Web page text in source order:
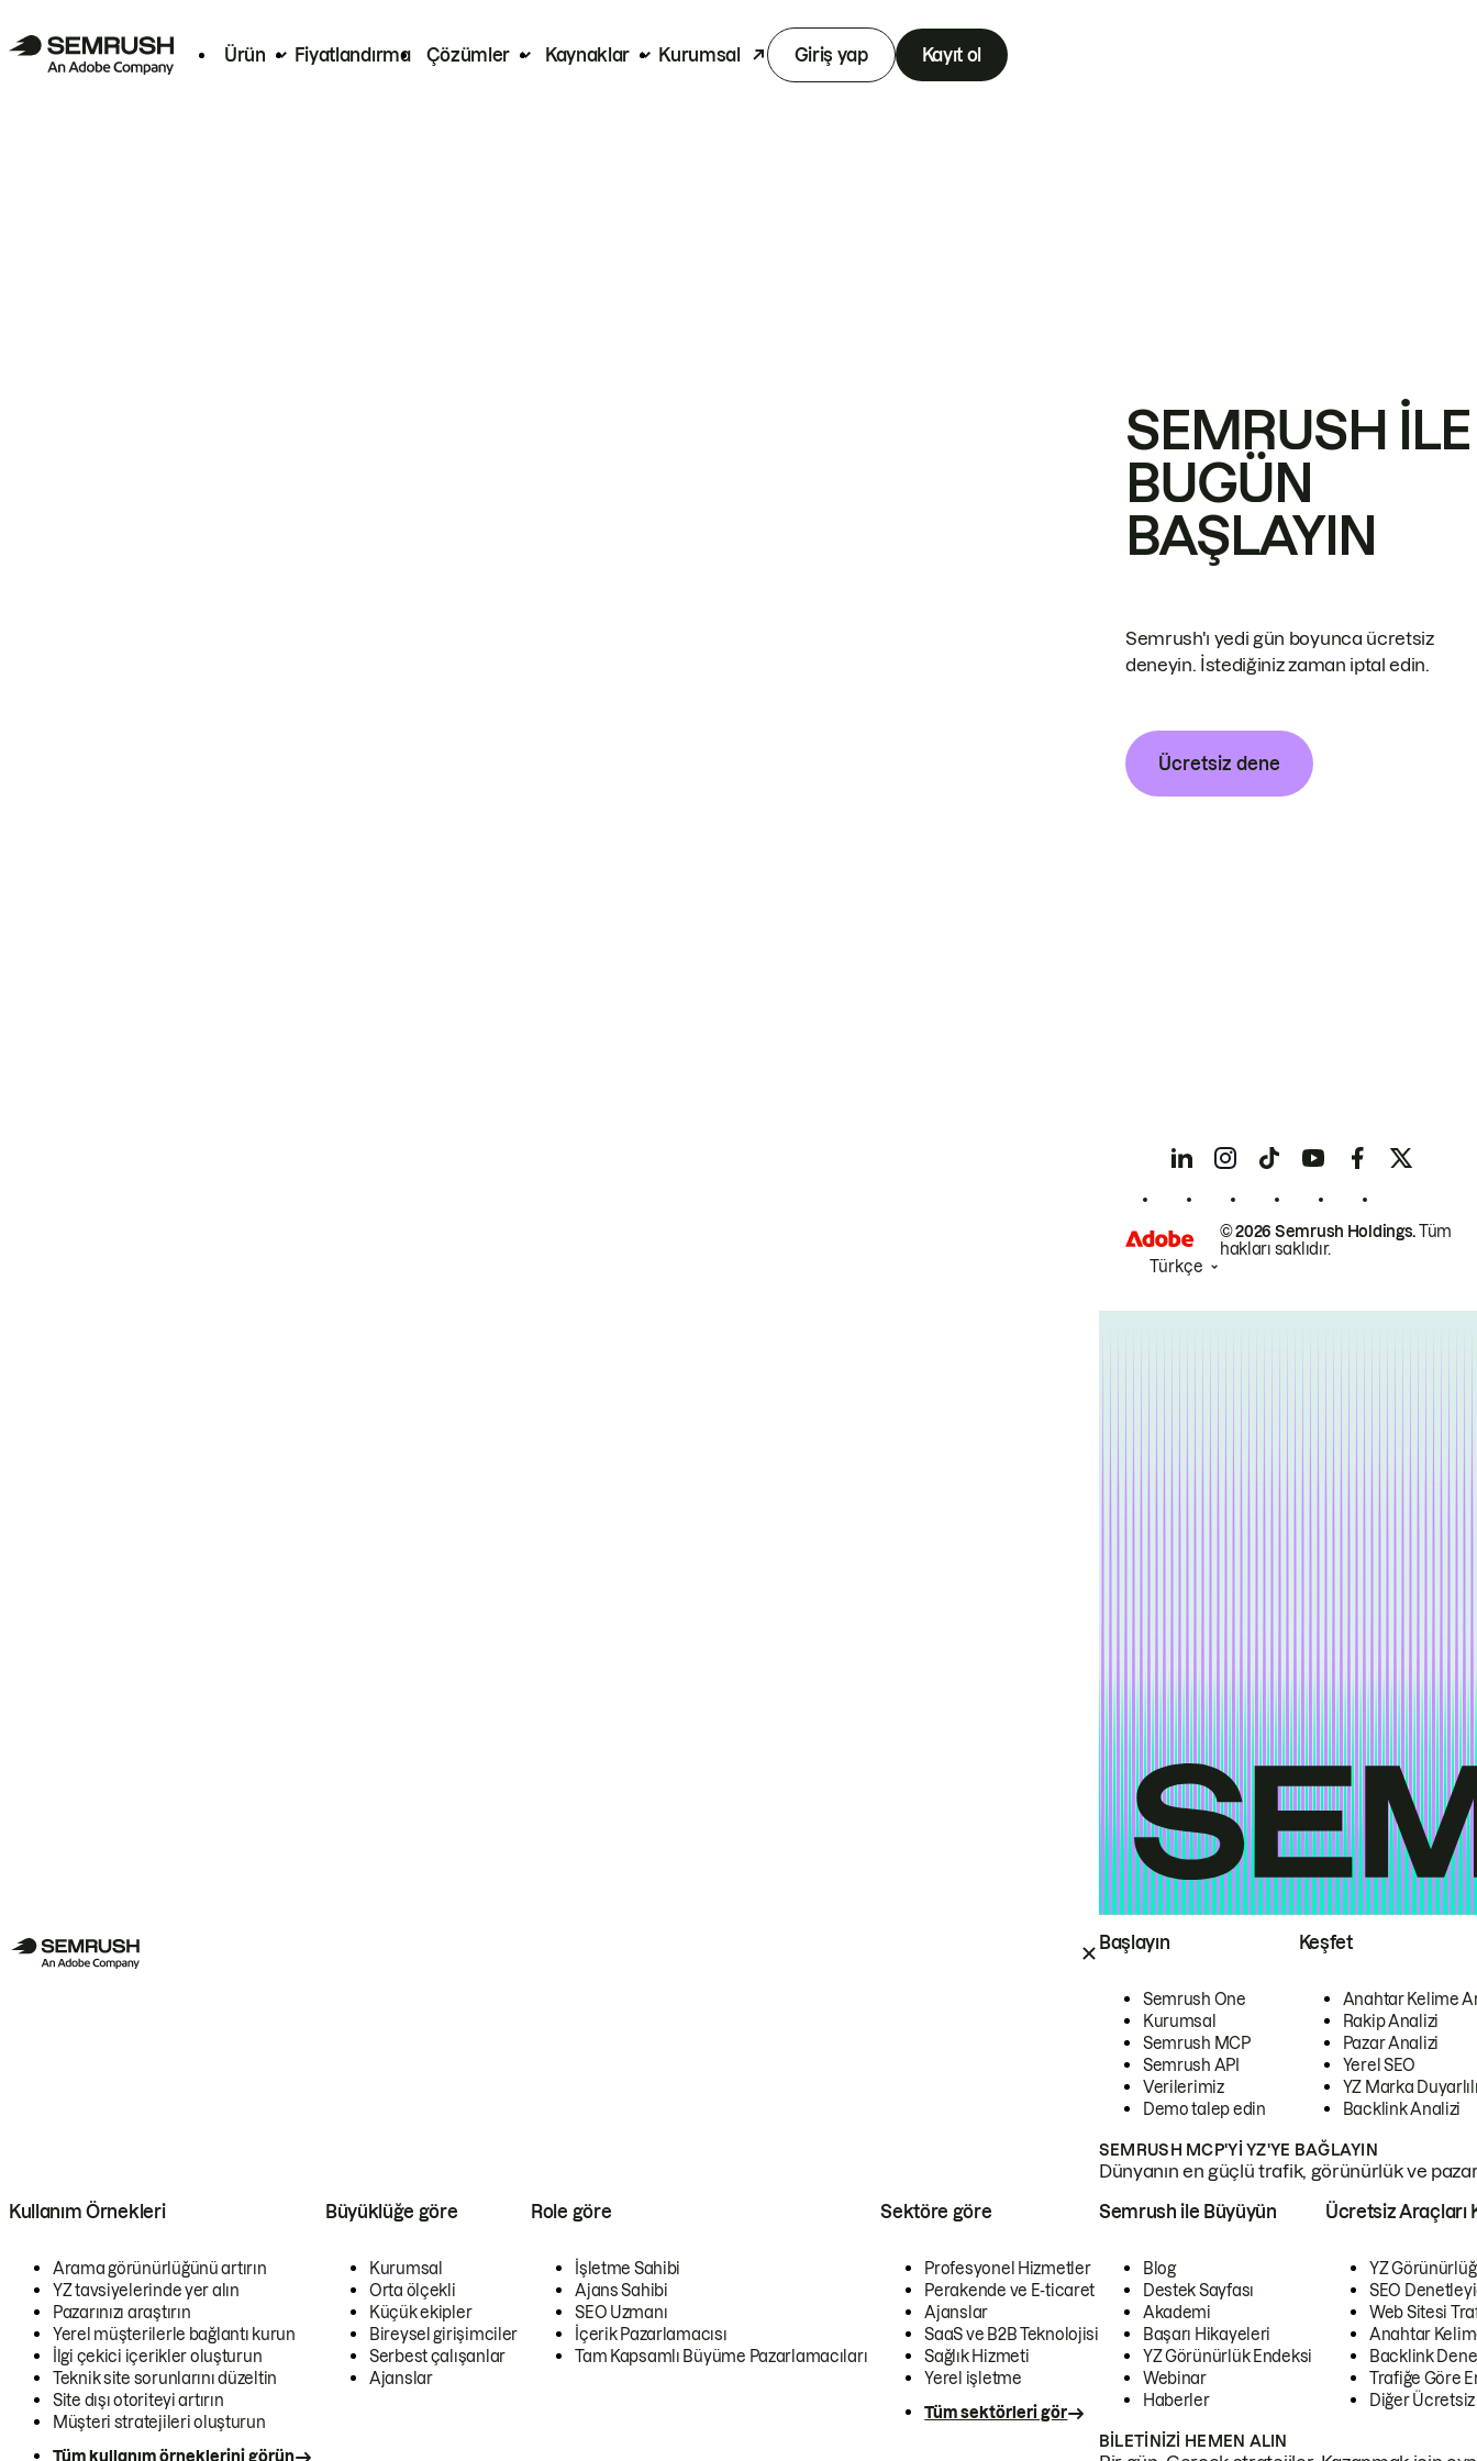
Ürün Fiyatlandırma Çözümler Kaynaklar Kurumsal Giriş yap Kayıt ol
Başlayın
Semrush One
Kurumsal
Semrush MCP
Semrush API
Verilerimiz
Demo talep edin
Keşfet
Anahtar Kelime
Rakip Analizi
Pazar Analizi
Yerel SEO
YZ Marka
Backlink Analizi
SEMRUSH MCP'YI YZ'YE BAĞLAYIN
Dünyanın en güçlü trafik, görünürlük ve
Kullanım Örnekleri
Arama görünürlüğünü artırın
YZ tavsiyelerinde yer alın
Pazarınızı araştırın
Yerel müşterilerle bağlantı kurun
İlgi çekici içerikler oluşturun
Teknik site sorunlarını düzeltin
Site dışı otoriteyi artırın
Müşteri stratejileri oluşturun
Tüm kullanım örneklerini görün
Büyüklüğe göre
Kurumsal
Orta ölçekli
Küçük ekipler
Bireysel girişimciler
Serbest çalışanlar
Ajanslar
Role göre
İşletme Sahibi
Ajans Sahibi
SEO Uzmanı
İçerik Pazarlamacısı
Tam Kapsamlı Büyüme Pazarlamacıları
Sektöre göre
Profesyonel Hizmetler
Perakende ve E-ticaret
Ajanslar
SaaS ve B2B Teknolojisi
Sağlık Hizmeti
Yerel işletme
Tüm sektörleri gör
Semrush ile Büyüyün
Blog
Destek Sayfası
Akademi
Başarı Hikayeleri
YZ Görünürlük Endeksi
Webinar
Haberler
Ücretsiz Araçları
YZ
SEO
Web Sitesi
Anahtar
Backlink
Trafiğe Göre
Diğer
BILETINIZI HEMEN ALIN
SEMRUSH ILE
BUGÜN
BAŞLAYIN
Semrush'ı yedi gün boyunca ücretsiz
deneyin. İstediğiniz zaman iptal edin.
Ücretsiz dene
© 2026 Semrush Holdings.Tüm
hakları saklıdır.
Türkçe